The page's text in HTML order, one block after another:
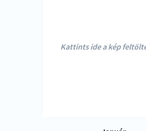
Kattints ide a kép